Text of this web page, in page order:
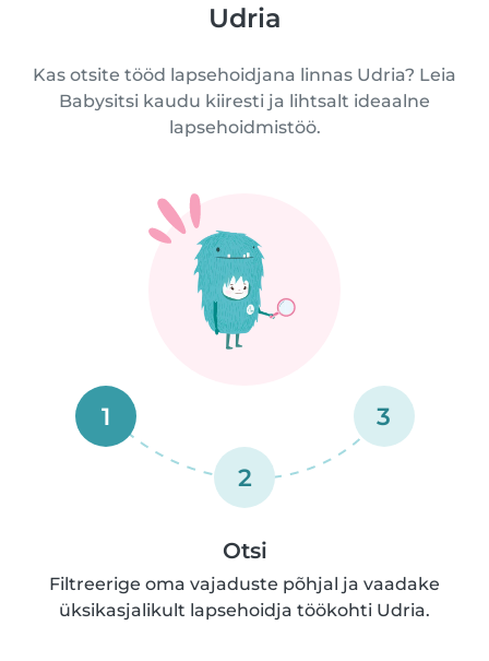
Udria
Kas otsite tööd lapsehoidjana linnas Udria? Leia
Babysitsi kaudu kiiresti ja lihtsalt ideaalne
lapsehoidmistöö.
1
2
3
Otsi
Filtreerige oma vajaduste põhjal ja vaadake
üksikasjalikult lapsehoidja töökohti Udria.